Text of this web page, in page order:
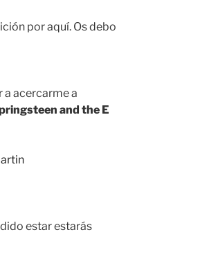
por aquí. Os debo
a acercarme a
and the E
estar estarás